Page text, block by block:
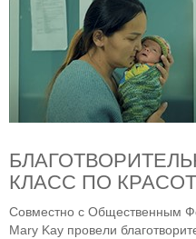
КЛАСС ПО
Совместно с Общественным
Mary Kay провели